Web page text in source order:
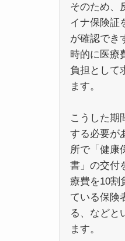
そのため、
イナ保険証
が確認でき
時的に医療
負担として
ます。
こうした期
する必要が
所で「健康
書」の交付
療費を10割
ている保険
る、などと
ます。